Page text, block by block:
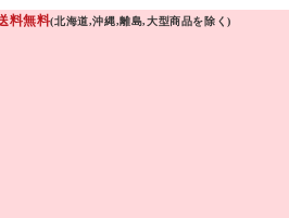
料無料(北海道,沖縄,離島,大型商品を除く)